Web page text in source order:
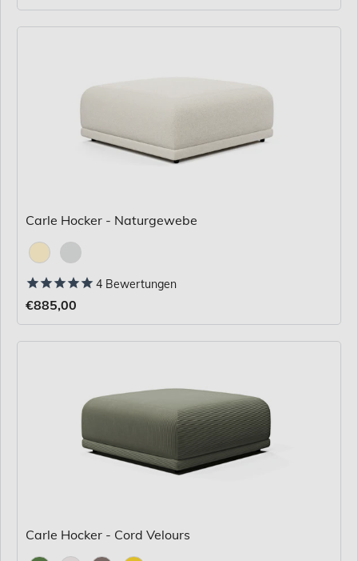
Carle Hocker - Naturgewebe
Stoff
4 Bewertungen
€885,00
Carle Hocker - Cord Velours